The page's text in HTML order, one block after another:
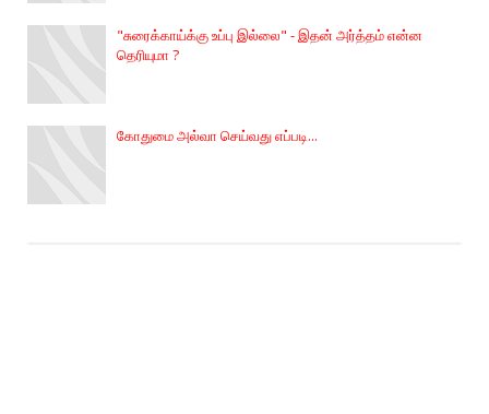
"சுரைக்காய்க்கு உப்பு இல்லை" - இதன் அர்த்தம் என்ன
தெரியுமா ?
கோதுமை அல்வா செய்வது எப்படி...